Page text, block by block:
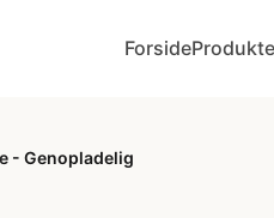
Forside
- Genopladelig